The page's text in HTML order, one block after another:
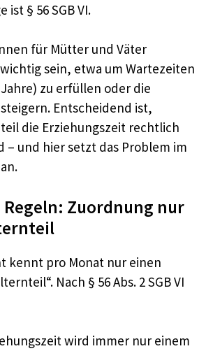
ist § 56 SGB VI.
für Mütter und Väter
sein, etwa um Wartezeiten
Jahre) zu erfüllen oder die
Entscheidend ist,
die Erziehungszeit rechtlich
– und hier setzt das Problem im
Regeln: Zuordnung nur
kennt pro Monat nur einen
Nach § 56 Abs. 2 SGB VI
wird immer nur einem